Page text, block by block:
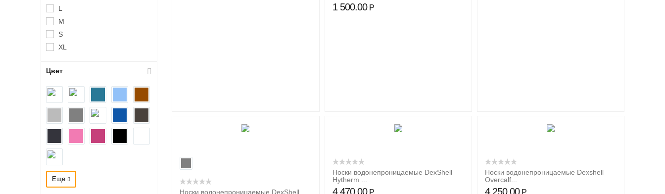
1 500.00 Р
Носки водонепроницаемые DexShell
Носки водонепроницаемые DexShell
Hytherm ...
4 470.00 Р
Носки водонепроницаемые Dexshell
Overcalf...
4 250.00 Р
L
M
S
XL
Цвет
Еще